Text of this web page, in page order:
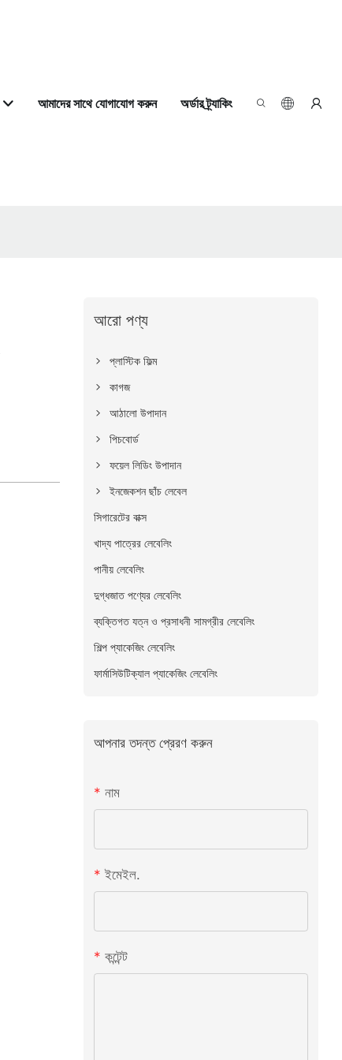
আমাদের সাথে যোগাযোগ করুন অর্ডার ট্র্যাকিং
আরো পণ্য
প্লাস্টিক ফিল্ম
কাগজ
আঠালো উপাদান
পিচবোর্ড
ফয়েল লিডিং উপাদান
ইনজেকশন ছাঁচ লেবেল
সিগারেটের বাক্স
খাদ্য পাত্রের লেবেলিং
পানীয় লেবেলিং
দুগ্ধজাত পণ্যের লেবেলিং
ব্যক্তিগত যত্ন ও প্রসাধনী সামগ্রীর লেবেলিং
শিল্প প্যাকেজিং লেবেলিং
ফার্মাসিউটিক্যাল প্যাকেজিং লেবেলিং
আপনার তদন্ত প্রেরণ করুন
নাম
ইমেইল.
কন্টেন্ট